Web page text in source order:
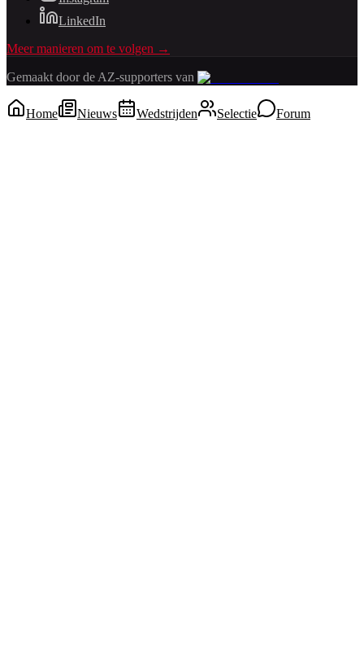
LinkedIn
Meer manieren om te volgen →
Gemaakt door de AZ-supporters van
Home Nieuws Wedstrijden Selectie Forum